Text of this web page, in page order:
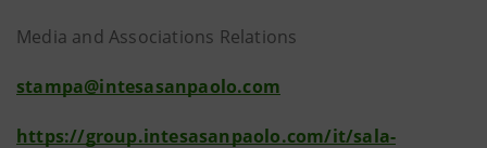
Media and Associations Relations
stampa@intesasanpaolo.com
https://group.intesasanpaolo.com/it/sala-